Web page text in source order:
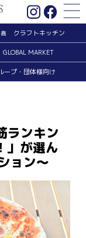
クラフトキッチン
GLOBAL MARKET
ープ・団体様向け
ランキン
」が選ん
ョン〜